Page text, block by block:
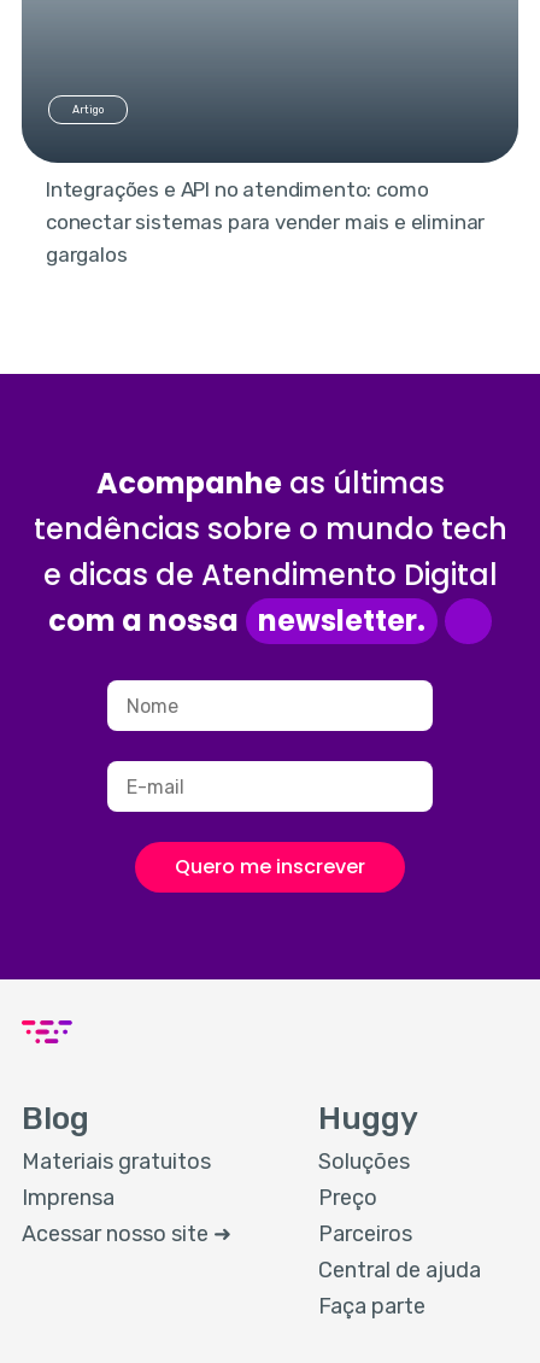
Artigo
Integrações e API no atendimento: como
conectar sistemas para vender mais e eliminar
gargalos
Acompanheas últimas
tendências sobre o mundo tech
e dicas de Atendimento Digital
com a nossa newsletter.
Quero me inscrever
Blog
Materiais gratuitos
Imprensa
Acessar nosso site ➜
Huggy
Soluções
Preço
Parceiros
Central de ajuda
Faça parte